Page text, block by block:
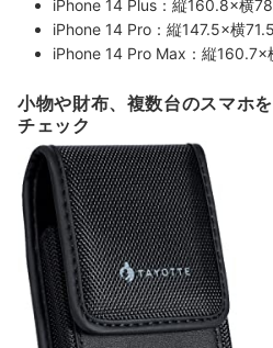
iPhone 14 Plus：縦160.8×横
iPhone 14 Pro：縦147.5×横
iPhone 14 Pro Max：縦160.7×
小物や財布、複数台のスマホ
チェック